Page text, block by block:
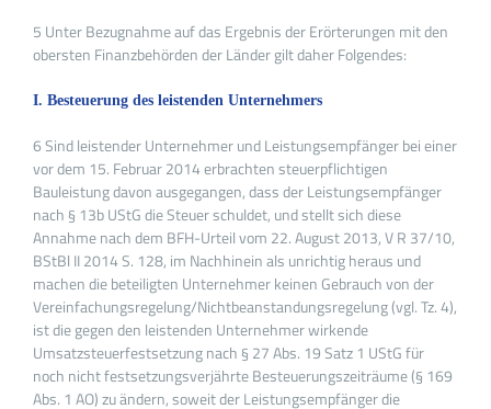
5 Unter Bezugnahme auf das Ergebnis der Erörterungen mit den
obersten Finanzbehörden der Länder gilt daher Folgendes:
I. Besteuerung des leistenden Unternehmers
6 Sind leistender Unternehmer und Leistungsempfänger bei einer
vor dem 15. Februar 2014 erbrachten steuerpflichtigen
Bauleistung davon ausgegangen, dass der Leistungsempfänger
nach § 13b UStG die Steuer schuldet, und stellt sich diese
Annahme nach dem BFH-Urteil vom 22. August 2013, V R 37/10,
BStBl II 2014 S. 128, im Nachhinein als unrichtig heraus und
machen die beteiligten Unternehmer keinen Gebrauch von der
Vereinfachungsregelung/Nichtbeanstandungsregelung (vgl. Tz. 4),
ist die gegen den leistenden Unternehmer wirkende
Umsatzsteuerfestsetzung nach § 27 Abs. 19 Satz 1 UStG für
noch nicht festsetzungsverjährte Besteuerungszeiträume (§ 169
Abs. 1 AO) zu ändern, soweit der Leistungsempfänger die